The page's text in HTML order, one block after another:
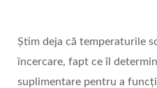
Știm deja că temperaturile
încercare, fapt ce îl
suplimentare pentru a